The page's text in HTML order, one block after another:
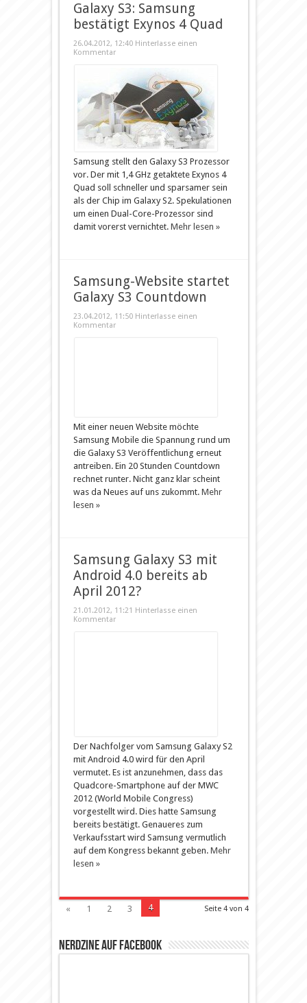
Galaxy S3: Samsung
bestätigt Exynos 4 Quad
26.04.2012, 12:40 Hinterlasse einen
Kommentar
Samsung stellt den Galaxy S3 Prozessor
vor. Der mit 1,4 GHz getaktete Exynos 4
Quad soll schneller und sparsamer sein
als der Chip im Galaxy S2. Spekulationen
um einen Dual-Core-Prozessor sind
damit vorerst vernichtet. Mehr lesen »
Samsung-Website startet
Galaxy S3 Countdown
23.04.2012, 11:50 Hinterlasse einen
Kommentar
Mit einer neuen Website möchte
Samsung Mobile die Spannung rund um
die Galaxy S3 Veröffentlichung erneut
antreiben. Ein 20 Stunden Countdown
rechnet runter. Nicht ganz klar scheint
was da Neues auf uns zukommt. Mehr
lesen »
Samsung Galaxy S3 mit
Android 4.0 bereits ab
April 2012?
21.01.2012, 11:21 Hinterlasse einen
Kommentar
Der Nachfolger vom Samsung Galaxy S2
mit Android 4.0 wird für den April
vermutet. Es ist anzunehmen, dass das
Quadcore-Smartphone auf der MWC
2012 (World Mobile Congress)
vorgestellt wird. Dies hatte Samsung
bereits bestätigt. Genaueres zum
Verkaufsstart wird Samsung vermutlich
auf dem Kongress bekannt geben. Mehr
lesen »
Seite 4 von 4
« 1 2 3 4
Nerdzine auf Facebook